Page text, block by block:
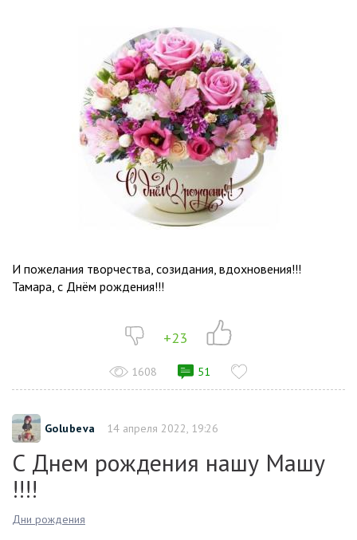
И пожелания творчества, созидания, вдохновения!!!
Тамара, с Днём рождения!!!
+23
1608 51
Golubeva 14 апреля 2022, 19:26
С Днем рождения нашу Машу
!!!!
Дни рождения